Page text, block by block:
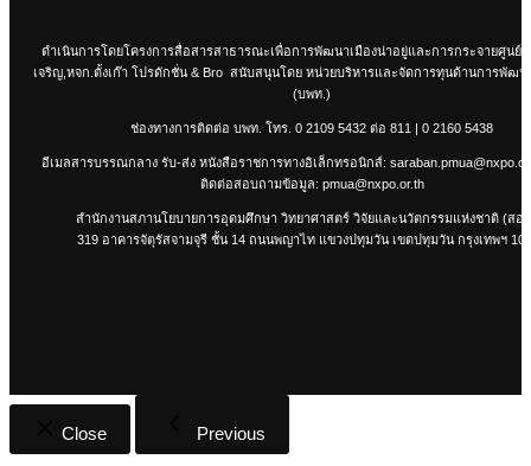
ดำเนินการโดยโครงการสื่อสารสาธารณะเพื่อการพัฒนาเมืองน่าอยู่และการกระจายศูนย์
เจริญ,หจก.ตั้งเก๊า โปรดักชั่น & Bro สนับสนุนโดย หน่วยบริหารและจัดการทุนด้านการพัฒ
(บพท.)
ช่องทางการติดต่อ บพท. โทร. 0 2109 5432 ต่อ 811 | 0 2160 5438
อีเมลสารบรรณกลาง รับ-ส่ง หนังสือราชการทางอิเล็กทรอนิกส์:
ติดต่อสอบถามข้อมูล: pmua@nxpo.or.th
สำนักงานสภานโยบายการอุดมศึกษา วิทยาศาสตร์ วิจัยและนวัตกรรมแห่งชาติ (สอ
319 อาคารจัตุรัสจามจุรี ชั้น 14 ถนนพญาไท แขวงปทุมวัน เขตปทุมวัน กรุงเทพฯ
Close Previous